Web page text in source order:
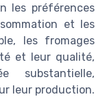
les préférences
et les
les fromages
et leur qualité,
substantielle,
leur production.